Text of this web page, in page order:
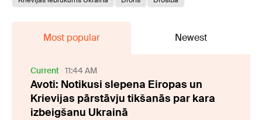
Most popular Newest
Current 11:44 AM
Avoti: Notikusi slepena Eiropas un
Krievijas pārstāvju tikšanās par kara
izbeigšanu Ukrainā